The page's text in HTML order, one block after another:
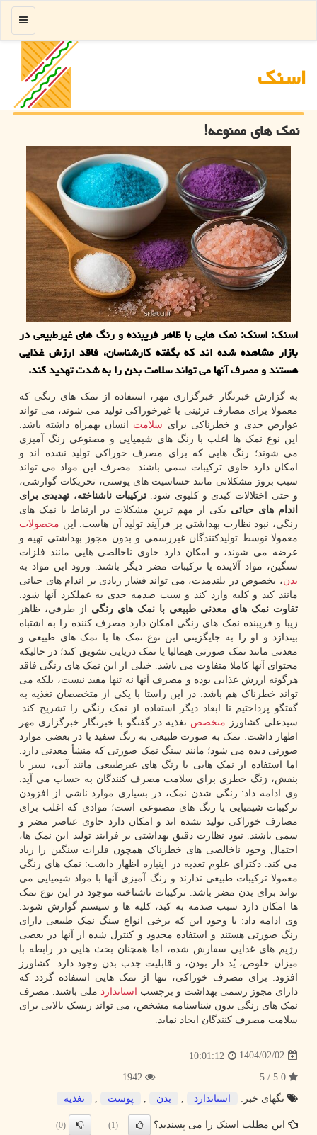
اسنك
منو
نمک های ممنوعه!
اسنک: اسنک: نمک هایی با ظاهر فریبنده و رنگ های غیرطبیعی در
بازار مشاهده شده اند که بگفته کارشناسان، فاقد ارزش غذایی
هستند و مصرف آنها می تواند سلامت بدن را به شدت تهدید کند.
به گزارش خبرنگار خبرگزاری مهر، استفاده از نمک های رنگی که
معمولا برای مصارف تزئینی یا غیرخوراکی تولید می شوند، می تواند
عوارض جدی و خطرناکی برای سلامت انسان بهمراه داشته باشد.
این نوع نمک ها اغلب با رنگ های شیمیایی و مصنوعی رنگ آمیزی
می شوند؛ رنگ هایی که برای مصرف خوراکی تولید نشده اند و
امکان دارد حاوی ترکیبات سمی باشند. مصرف این مواد می تواند
سبب بروز مشکلاتی مانند حساسیت های پوستی، تحریکات گوارشی،
و حتی اختلالات کبدی و کلیوی شود.ترکیبات ناشناخته، تهدیدی برای
اندام های حیاتی یکی از مهم ترین مشکلات در ارتباط با نمک های
رنگی، نبود نظارت بهداشتی بر فرآیند تولید آن هاست. این محصولات
معمولا توسط تولیدکنندگان غیررسمی و بدون مجوز بهداشتی تهیه و
عرضه می شوند، و امکان دارد حاوی ناخالصی هایی مانند فلزات
سنگین، مواد آلاینده یا ترکیبات مضر دیگر باشند. ورود این مواد به
بدن، بخصوص در بلندمدت، می تواند فشار زیادی بر اندام های حیاتی
مانند کبد و کلیه وارد کند و سبب صدمه جدی به عملکرد آنها شود.
تفاوت نمک های معدنی طبیعی با نمک های رنگی از طرفی، ظاهر
زیبا و فریبنده نمک های رنگی امکان دارد مصرف کننده را به اشتباه
بیندازد و او را به جایگزینی این نوع نمک ها با نمک های طبیعی و
معدنی مانند نمک صورتی هیمالیا یا نمک دریایی تشویق کند؛ در حالیکه
محتوای آنها کاملا متفاوت می باشد. خیلی از این نمک های رنگی فاقد
هرگونه ارزش غذایی بوده و مصرف آنها نه تنها مفید نیست، بلکه می
تواند خطرناک هم باشد. در این راستا با یکی از متخصصان تغذیه به
گفتگو پرداختیم تا ابعاد دیگر استفاده از نمک رنگی را تشریح کند.
سیدعلی کشاورز متخصص تغذیه در گفتگو با خبرنگار خبرگزاری مهر
اظهار داشت: نمک به صورت طبیعی به رنگ سفید یا در بعضی موارد
صورتی دیده می شود؛ مانند سنگ نمک صورتی که منشأ معدنی دارد.
اما استفاده از نمک هایی با رنگ های غیرطبیعی مانند آبی، سبز یا
بنفش، زنگ خطری برای سلامت مصرف کنندگان به حساب می آید.
وی ادامه داد: رنگی شدن نمک، در بسیاری موارد ناشی از افزودن
ترکیبات شیمیایی یا رنگ های مصنوعی است؛ موادی که اغلب برای
مصارف خوراکی تولید نشده اند و امکان دارد حاوی عناصر مضر و
سمی باشند. نبود نظارت دقیق بهداشتی بر فرایند تولید این نمک ها،
احتمال وجود ناخالصی های خطرناک همچون فلزات سنگین را زیاد
می کند. دکترای علوم تغذیه در اینباره اظهار داشت: نمک های رنگی
معمولا ترکیبات طبیعی ندارند و رنگ آمیزی آنها با مواد شیمیایی می
تواند برای بدن مضر باشد. ترکیبات ناشناخته موجود در این نوع نمک
ها امکان دارد سبب صدمه به کبد، کلیه ها و سیستم گوارش شوند.
وی ادامه داد: با وجود این که برخی انواع سنگ نمک طبیعی دارای
رنگ صورتی هستند و استفاده محدود و کنترل شده از آنها در بعضی
رژیم های غذایی سفارش شده، اما همچنان بحث هایی در رابطه با
میزان خلوص، یُد دار بودن، و قابلیت جذب بدن وجود دارد. کشاورز
افزود: برای مصرف خوراکی، تنها از نمک هایی استفاده گردد که
دارای مجوز رسمی بهداشت و برچسب
استاندارد ملی باشند. مصرف
نمک های رنگی بدون شناسنامه مشخص، می تواند ریسک بالایی برای
سلامت مصرف کنندگان ایجاد نماید.
1404/02/02
10:01:12
تگهای خبر:
استاندارد , بدن , پوست , تغذیه
این مطلب اسنک را می پسندید؟ (1)
(0)